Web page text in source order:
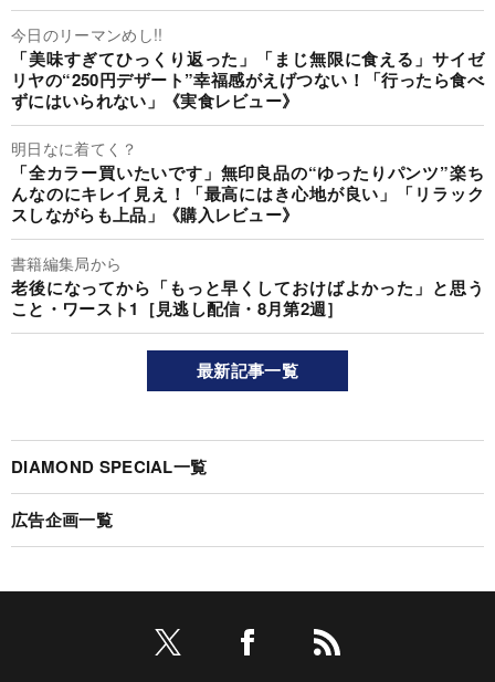
今日のリーマンめし!!
「美味すぎてひっくり返った」「まじ無限に食える」サイゼ
リヤの“250円デザート”幸福感がえげつない！「行ったら食べ
ずにはいられない」《実食レビュー》
明日なに着てく？
「全カラー買いたいです」無印良品の“ゆったりパンツ”楽ち
んなのにキレイ見え！「最高にはき心地が良い」「リラック
スしながらも上品」《購入レビュー》
書籍編集局から
老後になってから「もっと早くしておけばよかった」と思う
こと・ワースト1［見逃し配信・8月第2週］
最新記事一覧
DIAMOND SPECIAL一覧
広告企画一覧